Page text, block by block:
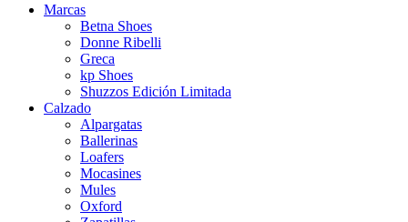
Marcas
Betna Shoes
Donne Ribelli
Greca
kp Shoes
Shuzzos Edición Limitada
Calzado
Alpargatas
Ballerinas
Loafers
Mocasines
Mules
Oxford